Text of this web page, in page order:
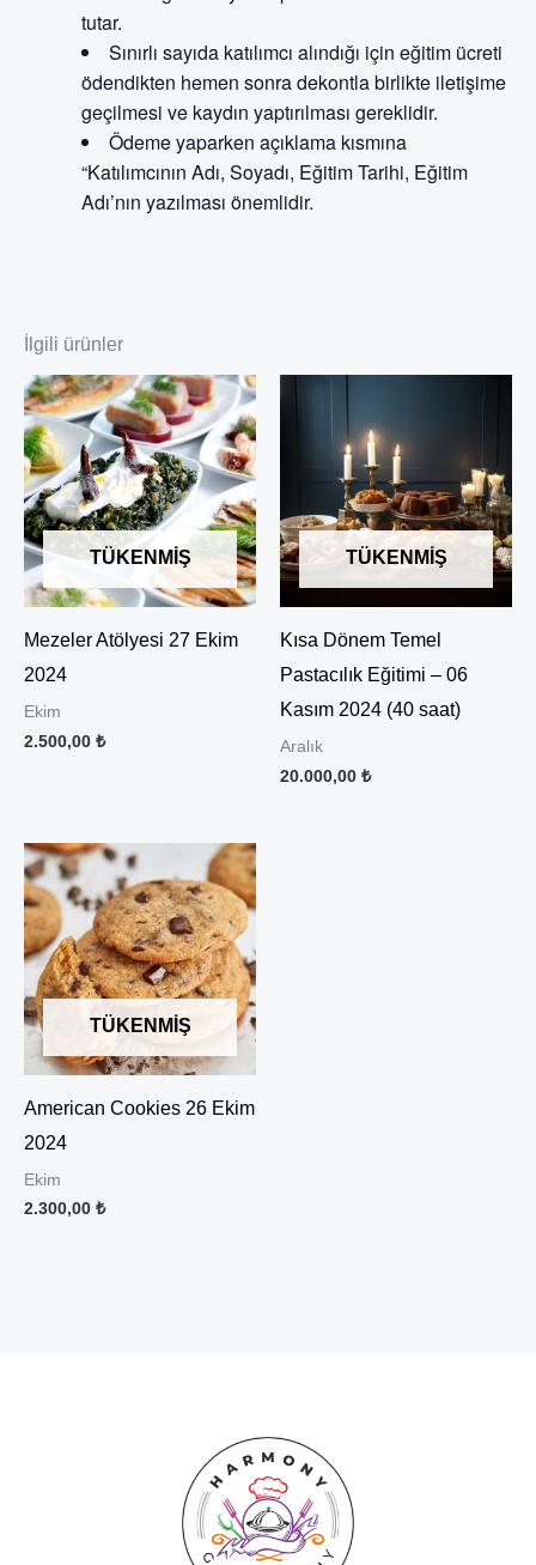
tutar.
Sınırlı sayıda katılımcı alındığı için eğitim ücreti
ödendikten hemen sonra dekontla birlikte iletişime
geçilmesi ve kaydın yaptırılması gereklidir.
Ödeme yaparken açıklama kısmına
“Katılımcının Adı, Soyadı, Eğitim Tarihi, Eğitim
Adı’nın yazılması önemlidir.
İlgili ürünler
TÜKENMIŞ
Mezeler Atölyesi 27 Ekim
2024
Ekim
2.500,00 ₺
TÜKENMIŞ
Kısa Dönem Temel
Pastacılık Eğitimi – 06
Kasım 2024 (40 saat)
Aralık
20.000,00 ₺
TÜKENMIŞ
American Cookies 26 Ekim
2024
Ekim
2.300,00 ₺